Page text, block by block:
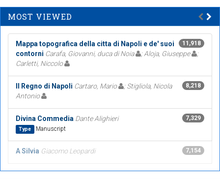
MOST VIEWED
11,918
Mappa topografica della citta di Napoli e de' suoi
contorni Carafa, Giovanni, duca di Noia ; Aloja, Giuseppe
;
Carletti, Niccolo
8,218
Il Regno di Napoli Cartaro, Mario
; Stigliola, Nicola
Antonio
7,329
Divina Commedia Dante Alighieri
Type Manuscript
7,154
A Silvia Giacomo Leopardi